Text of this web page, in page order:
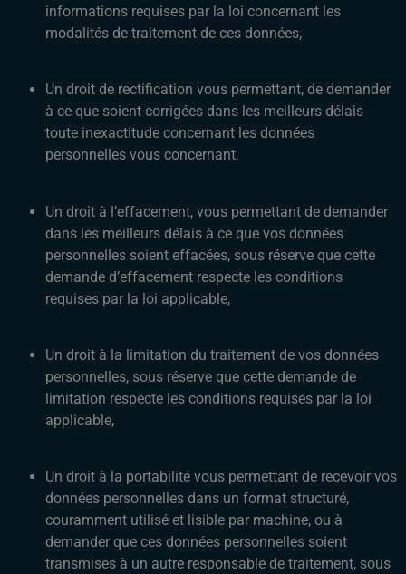
informations requises par la loi concernant les
modalités de traitement de ces données,
Un droit de rectification vous permettant, de demander
à ce que soient corrigées dans les meilleurs délais
toute inexactitude concernant les données
personnelles vous concernant,
Un droit à l’effacement, vous permettant de demander
dans les meilleurs délais à ce que vos données
personnelles soient effacées, sous réserve que cette
demande d’effacement respecte les conditions
requises par la loi applicable,
Un droit à la limitation du traitement de vos données
personnelles, sous réserve que cette demande de
limitation respecte les conditions requises par la loi
applicable,
Un droit à la portabilité vous permettant de recevoir vos
données personnelles dans un format structuré,
couramment utilisé et lisible par machine, ou à
demander que ces données personnelles soient
transmises à un autre responsable de traitement, sous